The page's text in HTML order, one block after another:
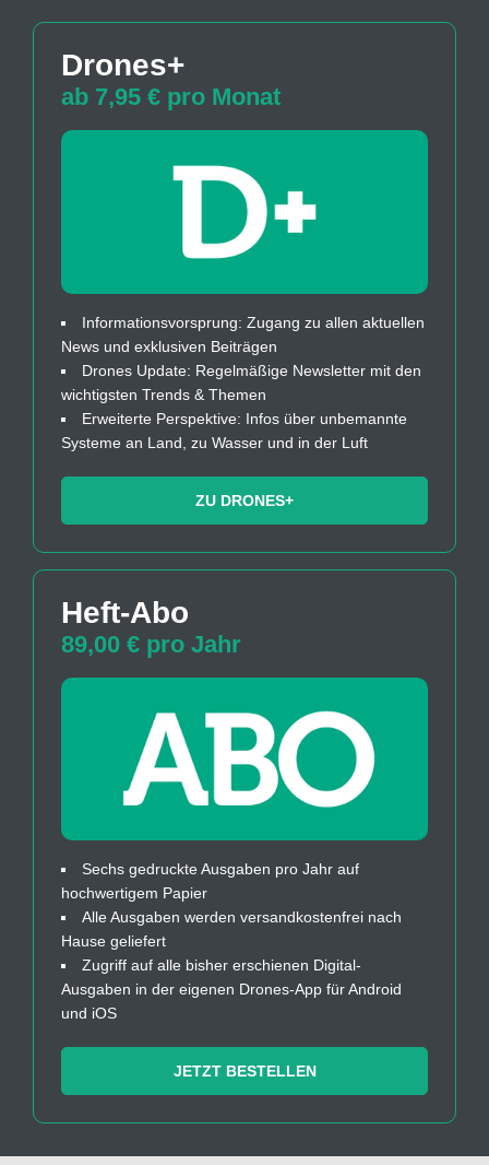
Drones+
ab 7,95 € pro Monat
Informationsvorsprung: Zugang zu allen aktuellen
News und exklusiven Beiträgen
Drones Update: Regelmäßige Newsletter mit den
wichtigsten Trends & Themen
Erweiterte Perspektive: Infos über unbemannte
Systeme an Land, zu Wasser und in der Luft
ZU DRONES+
Heft-Abo
89,00 € pro Jahr
Sechs gedruckte Ausgaben pro Jahr auf
hochwertigem Papier
Alle Ausgaben werden versandkostenfrei nach
Hause geliefert
Zugriff auf alle bisher erschienen Digital-
Ausgaben in der eigenen Drones-App für Android
und iOS
JETZT BESTELLEN